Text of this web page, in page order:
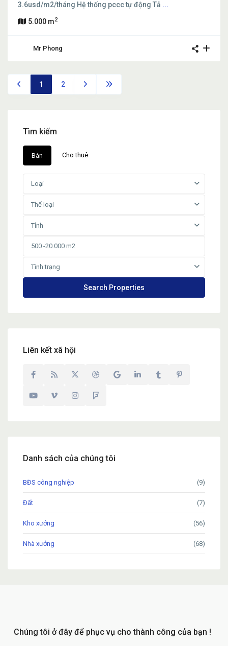
3.6usd/m2/tháng Hệ thống pccc tự động Tả ...
5.000 m2
Mr Phong
1 2
Tìm kiếm
Bán Cho thuê
Loại
Thể loại
Tỉnh
Tình trạng
Liên kết xã hội
Danh sách của chúng tôi
BĐS công nghiệp (9)
Đất (7)
Kho xưởng (56)
Nhà xưởng (68)
Chúng tôi ở đây để phục vụ cho thành công của bạn !